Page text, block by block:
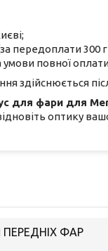
передоплати 300
повної
здійснюється
для фари для
оптику
ФАР